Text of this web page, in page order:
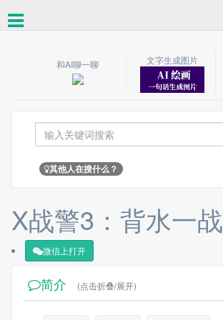
和AI聊一聊
文字生成图片
其他人在搜什么？
X战警3：背水一战
微信上打开
简介 (点击折叠/展开)